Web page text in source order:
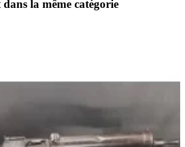
la même catégorie